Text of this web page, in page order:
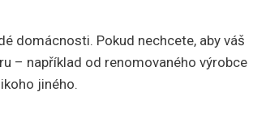
domácnosti. Pokud nechcete, aby váš
– například od renomovaného výrobce
jiného.